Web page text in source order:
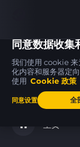
37
M4A4
主页
同意数据收集
我们使用 cookie 来
化内容和服务器定
使用 Cookie 政策
同意设置 全